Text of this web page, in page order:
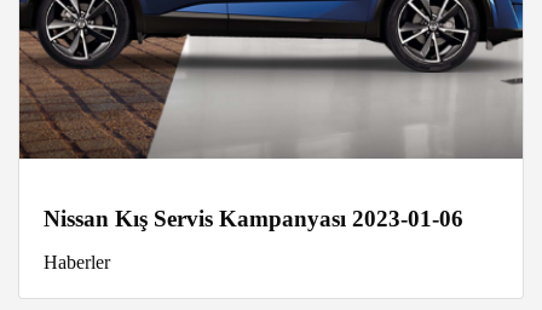
Nissan Kış Servis Kampanyası 2023-01-06
Haberler